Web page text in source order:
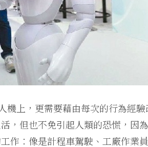
上，更需要藉由每次的行為經驗
，但也不免引起人類的恐慌，因
作：像是計程車駕駛、工廠作業